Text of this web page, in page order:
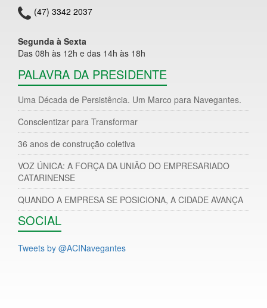
(47) 3342 2037
Segunda à Sexta
Das 08h às 12h e das 14h às 18h
PALAVRA DA PRESIDENTE
Uma Década de Persistência. Um Marco para Navegantes.
Conscientizar para Transformar
36 anos de construção coletiva
VOZ ÚNICA: A FORÇA DA UNIÃO DO EMPRESARIADO
CATARINENSE
QUANDO A EMPRESA SE POSICIONA, A CIDADE AVANÇA
SOCIAL
Tweets by @ACINavegantes